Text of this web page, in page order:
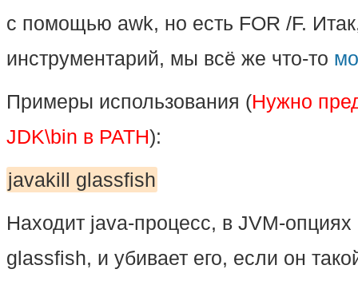
с помощью awk, но есть FOR /F.
инструментарий, мы всё же что-то
Примеры использования (Нужно
JDK\bin в PATH):
javakill glassfish
Находит java-процесс, в JVM-
glassfish, и убивает его, если он